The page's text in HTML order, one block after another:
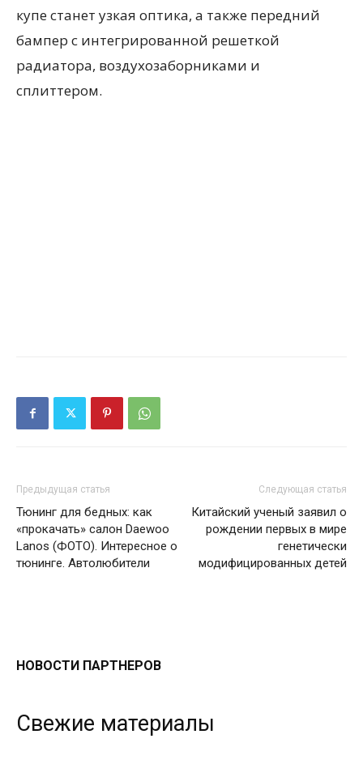
купе станет узкая оптика, а также передний
бампер с интегрированной решеткой
радиатора, воздухозаборниками и
сплиттером.
Предыдущая статья
Тюнинг для бедных: как
«прокачать» салон Daewoo
Lanos (ФОТО). Интересное о
тюнинге. Автолюбители
Следующая статья
Китайский ученый заявил о
рождении первых в мире
генетически
модифицированных детей
НОВОСТИ ПАРТНЕРОВ
Свежие материалы